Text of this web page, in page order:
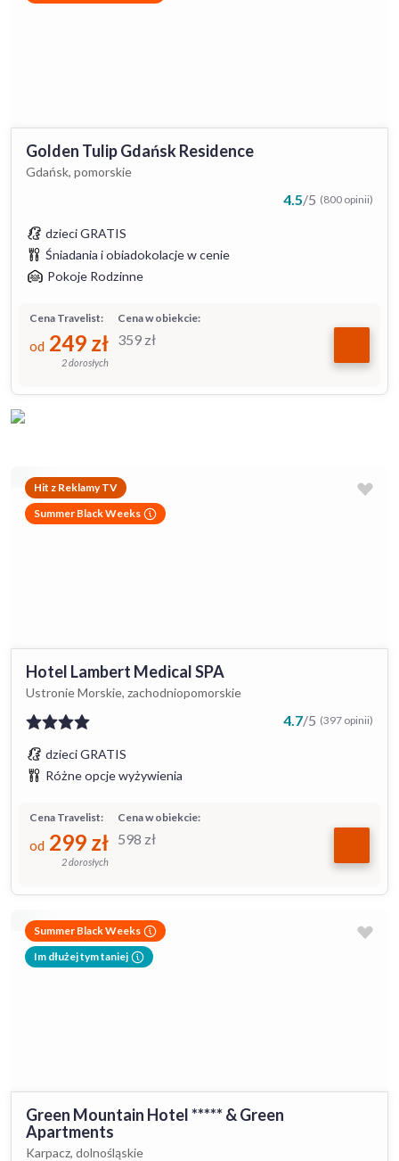
Golden Tulip Gdańsk Residence
Gdańsk, pomorskie
4.5/5 (800 opinii)
dzieci GRATIS
Śniadania i obiadokolacje w cenie
Pokoje Rodzinne
Cena w obiekcie:
359 zł
Cena Travelist:
od 249 zł
2 dorosłych
Hit z Reklamy TV
Summer Black Weeks
Hotel Lambert Medical SPA
Ustronie Morskie, zachodniopomorskie
4.7/5 (397 opinii)
dzieci GRATIS
Różne opcje wyżywienia
Cena w obiekcie:
598 zł
Cena Travelist:
od 299 zł
2 dorosłych
Summer Black Weeks
Im dłużej tym taniej
Green Mountain Hotel ***** & Green
Apartments
Karpacz, dolnośląskie